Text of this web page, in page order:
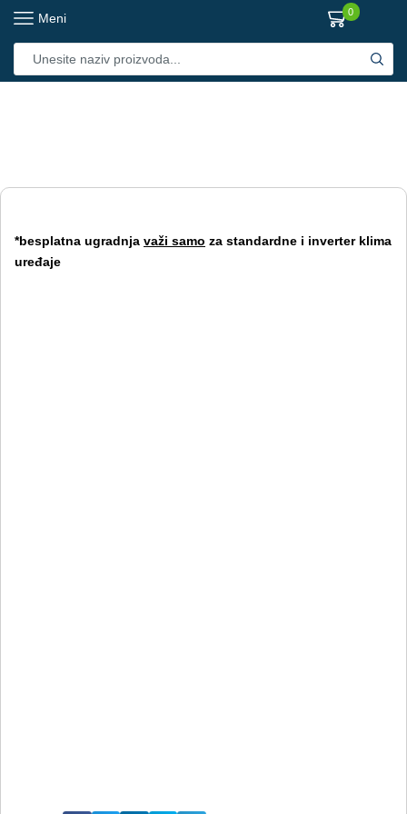
Meni 0
*besplatna ugradnja važi samo za standardne i inverter klima
uređaje